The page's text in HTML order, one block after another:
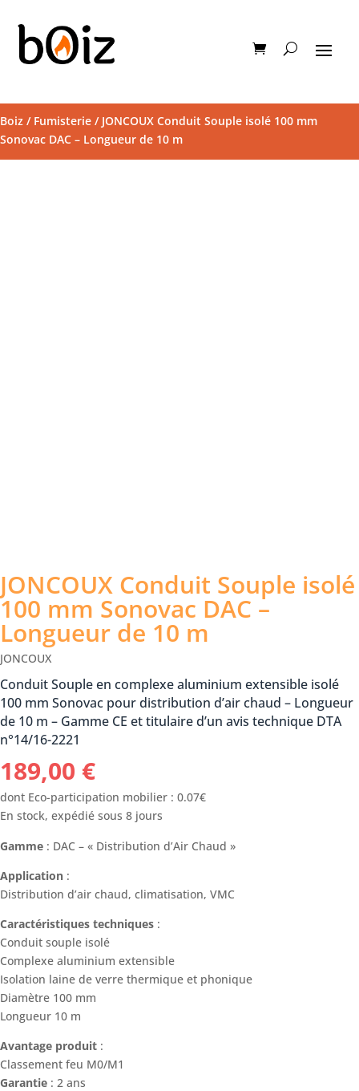
Boiz / Fumisterie / JONCOUX Conduit Souple isolé 100 mm
Sonovac DAC – Longueur de 10 m
JONCOUX Conduit Souple isolé
100 mm Sonovac DAC –
Longueur de 10 m
JONCOUX
Conduit Souple en complexe aluminium extensible isolé
100 mm Sonovac pour distribution d’air chaud – Longueur
de 10 m – Gamme CE et titulaire d’un avis technique DTA
n°14/16-2221
189,00 €
dont Eco-participation mobilier : 0.07€
En stock, expédié sous 8 jours
Gamme : DAC – « Distribution d’Air Chaud »
Application :
Distribution d’air chaud, climatisation, VMC
Caractéristiques techniques :
Conduit souple isolé
Complexe aluminium extensible
Isolation laine de verre thermique et phonique
Diamètre 100 mm
Longueur 10 m
Avantage produit :
Classement feu M0/M1
Garantie : 2 ans